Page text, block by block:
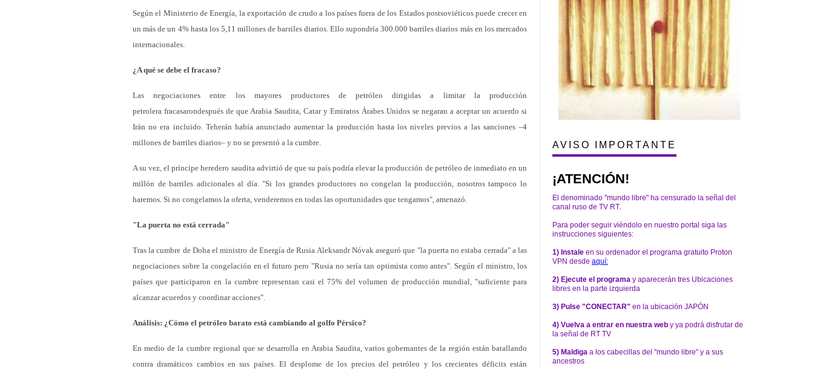
Según el Ministerio de Energía, la exportación de crudo a los países fuera de los Estados postsoviéticos puede crecer en
un más de un 4% hasta los 5,11 millones de barriles diarios. Ello supondría 300.000 barriles diarios más en los mercados
internacionales.
¿A qué se debe el fracaso?
Las negociaciones entre los mayores productores de petróleo dirigidas a limitar la producción
petrolera fracasarondespués de que Arabia Saudita, Catar y Emiratos Árabes Unidos se negaran a aceptar un acuerdo si
Irán no era incluido. Teherán había anunciado aumentar la producción hasta los niveles previos a las sanciones –4
millones de barriles diarios– y no se presentó a la cumbre.
A su vez, el príncipe heredero saudita advirtió de que su país podría elevar la producción de petróleo de inmediato en un
millón de barriles adicionales al día. "Si los grandes productores no congelan la producción, nosotros tampoco lo
haremos. Si no congelamos la oferta, venderemos en todas las oportunidades que tengamos", amenazó.
"La puerta no está cerrada"
Tras la cumbre de Doha el ministro de Energía de Rusia Aleksandr Nóvak aseguró que "la puerta no estaba cerrada" a las
negociaciones sobre la congelación en el futuro pero "Rusia no sería tan optimista como antes". Según el ministro, los
países que participaron en la cumbre representan casi el 75% del volumen de producción mundial, "suficiente para
alcanzar acuerdos y coordinar acciones".
Análisis: ¿Cómo el petróleo barato está cambiando al golfo Pérsico?
En medio de la cumbre regional que se desarrolla en Arabia Saudita, varios gobernantes de la región están batallando
contra dramáticos cambios en sus países. El desplome de los precios del petróleo y los crecientes déficits están
AVISO IMPORTANTE
¡ATENCIÓN!
El denominado "mundo libre" ha censurado la señal del
canal ruso de TV RT.
Para poder seguir viéndolo en nuestro portal siga las
instrucciones siguientes:
1) Instale en su ordenador el programa gratuito Proton
VPN desde aquí:
2) Ejecute el programa y aparecerán tres Ubicaciones
libres en la parte izquierda
3) Pulse "CONECTAR" en la ubicación JAPÓN
4) Vuelva a entrar en nuestra web y ya podrá disfrutar de
la señal de RT TV
5) Maldiga a los cabecillas del "mundo libre" y a sus
ancestros